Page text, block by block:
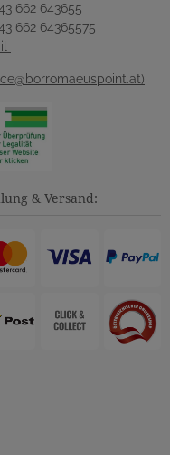
662 643655
662 64365575
& Versand: